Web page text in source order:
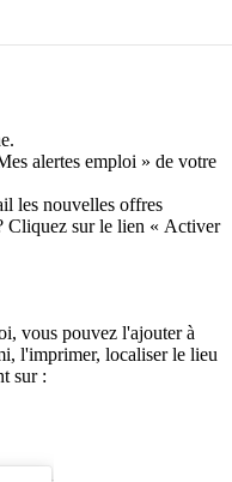
alertes emploi » de votre
les nouvelles offres
Cliquez sur le lien « Activer
vous pouvez l'ajouter à
l'imprimer, localiser le lieu
sur :